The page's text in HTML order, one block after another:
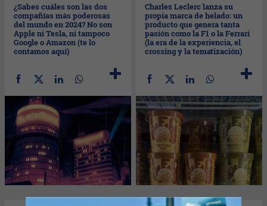
¿Sabes cuáles son las dos
compañías más poderosas
del mundo en 2024? No son
Apple ni Tesla, ni tampoco
Google o Amazon (te lo
contamos aquí)
Charles Leclerc lanza su
propia marca de helado: un
producto que genera tanta
pasión como la F1 o la Ferrari
(la era de la experiencia, el
crossing y la tematización)